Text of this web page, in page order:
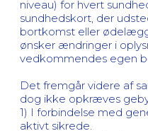
niveau) for hvert
sundhedskort, der
bortkomst eller
ønsker ændringer i
vedkommendes egen
Det fremgår videre af
dog ikke opkræves
1) I forbindelse med
aktivt sikrede.